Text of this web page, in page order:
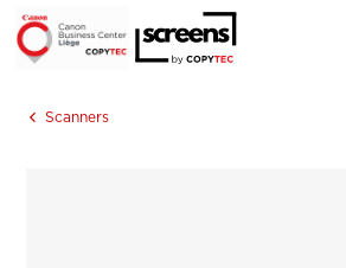
Scanners